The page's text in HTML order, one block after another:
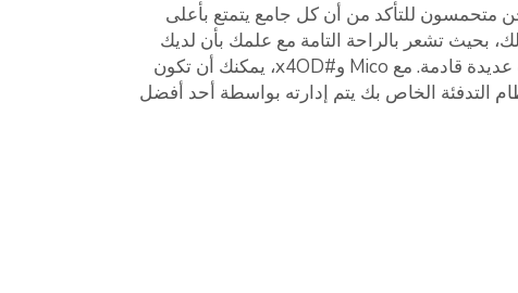
متحمسون للتأكد من أن كل جامع يتمتع بأعلى
بحيث تشعر بالراحة التامة مع علمك بأن لديك
منتجًا سيصمد أمامك لسنوات عديدة قادمة. مع Mico و#x4OD، يمكنك أن تكون
التدفئة الخاص بك يتم إدارته بواسطة أحد أفضل